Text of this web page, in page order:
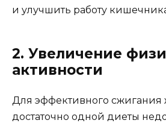
и улучшить работу
2. Увеличение
активности
Для эффективного сжигания
достаточно одной диеты